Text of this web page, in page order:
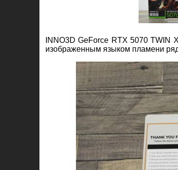
INNO3D GeForce RTX 5070 TWIN
изображенным языком пламени